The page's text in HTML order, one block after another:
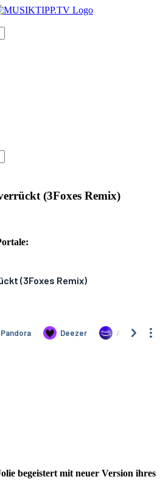
(3Foxes Remix)
begeistert mit neuer Version ihres